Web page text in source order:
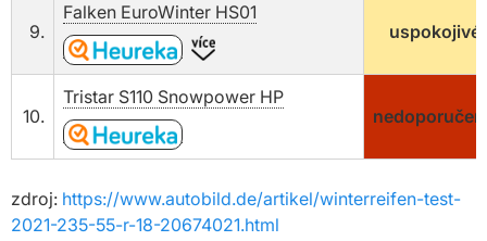
9.
Falken EuroWinter HS01
uspokojivé
10.
Tristar S110 Snowpower HP
zdroj: https://www.autobild.de/artikel/winterreifen-test-
2021-235-55-r-18-20674021.html